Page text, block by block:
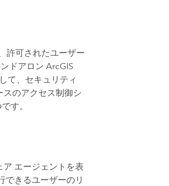
許可されたユーザー
ドアロンArcGIS
て、セキュリティ
のアクセス制御シ
す。
エージェントを表
できるユーザーのリ